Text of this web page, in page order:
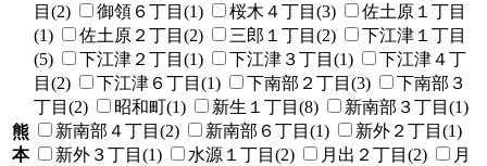
熊
本
目(2)
御領６丁目(1) 桜木４丁目(3)
佐土原１丁目
(1)
佐土原２丁目(2) 三郎１丁目(2)
下江津１丁目
(5)
下江津２丁目(1) 下江津３丁目(1)
下江津４丁
目(2)
下江津６丁目(1) 下南部２丁目(3)
下南部３
丁目(2)
昭和町(1) 新生１丁目(8)
新南部３丁目(1)
新南部４丁目(2)
新南部６丁目(1)
新外２丁目(1)
新外３丁目(1)
水源１丁目(2) 月出２丁目(2)
月